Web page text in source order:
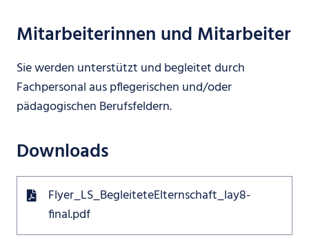
Mitarbeiterinnen und Mitarbeiter
Sie werden unterstützt und begleitet durch
Fachpersonal aus pflegerischen und/oder
pädagogischen Berufsfeldern.
Downloads
Flyer_LS_BegleiteteElternschaft_lay8-
final.pdf